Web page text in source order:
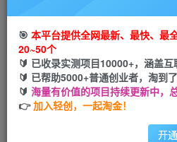
搜索[社群]，共找到379 个文章
私域流量
计、朋友
12个
🎯 本平台提供全网最新、最快、最
20~50个
🔰 已收录实测项目10000+，涵盖
🔰 已帮助5000+普通创业者，淘到
🔰 海量有价值的项目持续更新中，
👉加入轻创，一起淘金！
开